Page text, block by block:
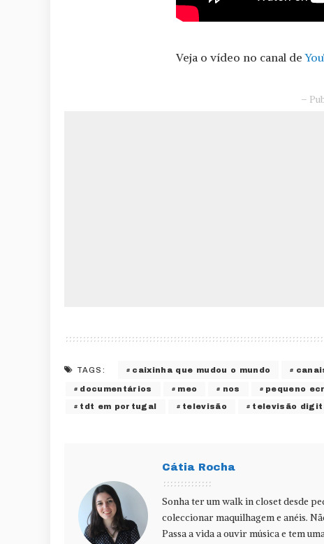
Veja o vídeo no canal de
–
TAGS: caixinha que mudou o mundo
documentários meo nos pequeno
tdt em portugal televisão televisão
Cátia Rocha
Sonha ter um walk in closet desde
coleccionar maquilhagem e anéis.
Passa a vida a ouvir música e tem